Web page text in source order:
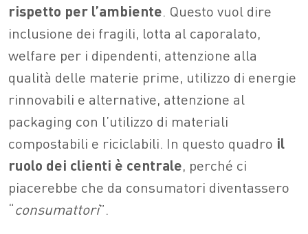
rispetto per l’ambiente. Questo vuol dire
inclusione dei fragili, lotta al caporalato,
welfare per i dipendenti, attenzione alla
qualità delle materie prime, utilizzo di energie
rinnovabili e alternative, attenzione al
packaging con l’utilizzo di materiali
compostabili e riciclabili. In questo quadro il
ruolo dei clienti è centrale, perché ci
piacerebbe che da consumatori diventassero
“consumattori”.